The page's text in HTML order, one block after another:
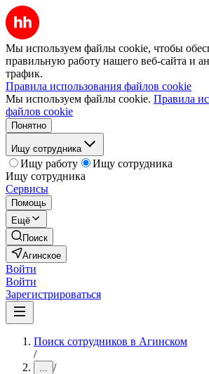
Мы используем файлы cookie, чтобы
правильную работу нашего веб-сайта и
трафик.
Правила использования файлов cookie
Мы используем файлы cookie. Правила
файлов cookie
Понятно
Ищу сотрудника
Ищу работу
Ищу сотрудника
Ищу сотрудника
Сервисы
Помощь
Ещё
Поиск
Агинское
Войти
Войти
Зарегистрироваться
Поиск сотрудников в Агинском
/
... /